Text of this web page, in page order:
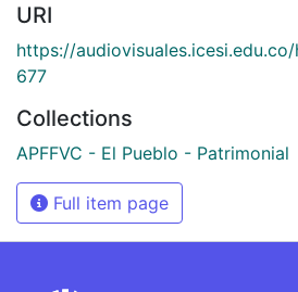
URI
https://
677
Collections
APFFVC - El Pueblo - Patrimonial
Full item page